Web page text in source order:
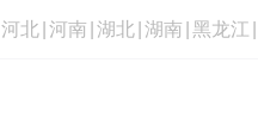
河北 河南 湖北 湖南 黑龙江